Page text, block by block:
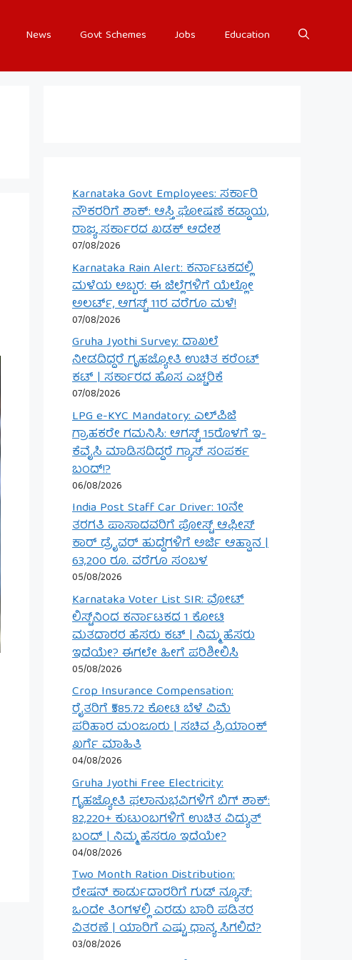
News Govt Schemes Jobs Education
Karnataka Govt Employees: ಸರ್ಕಾರಿ
ನೌಕರರಿಗೆ ಶಾಕ್: ಆಸ್ತಿ ಘೋಷಣೆ ಕಡ್ಡಾಯ,
ರಾಜ್ಯ ಸರ್ಕಾರದ ಖಡಕ್ ಆದೇಶ
07/08/2026
Karnataka Rain Alert: ಕರ್ನಾಟಕದಲ್ಲಿ
ಮಳೆಯ ಅಬ್ಬರ: ಈ ಜಿಲ್ಲೆಗಳಿಗೆ ಯೆಲ್ಲೋ
ಅಲರ್ಟ್, ಆಗಸ್ಟ್ 11ರ ವರೆಗೂ ಮಳೆ!
07/08/2026
Gruha Jyothi Survey: ದಾಖಲೆ
ನೀಡದಿದ್ದರೆ ಗೃಹಜ್ಯೋತಿ ಉಚಿತ ಕರೆಂಟ್
ಕಟ್ | ಸರ್ಕಾರದ ಹೊಸ ಎಚ್ಚರಿಕೆ
07/08/2026
LPG e-KYC Mandatory: ಎಲ್‌ಪಿಜಿ
ಗ್ರಾಹಕರೇ ಗಮನಿಸಿ: ಆಗಸ್ಟ್ 15ರೊಳಗೆ ಇ-
ಕೆವೈಸಿ ಮಾಡಿಸದಿದ್ದರೆ ಗ್ಯಾಸ್ ಸಂಪರ್ಕ
ಬಂದ್!?
06/08/2026
India Post Staff Car Driver: 10ನೇ
ತರಗತಿ ಪಾಸಾದವರಿಗೆ ಪೋಸ್ಟ್ ಆಫೀಸ್
ಕಾರ್ ಡ್ರೈವರ್ ಹುದ್ದೆಗಳಿಗೆ ಅರ್ಜಿ ಆಹ್ವಾನ |
63,200 ರೂ. ವರೆಗೂ ಸಂಬಳ
05/08/2026
Karnataka Voter List SIR: ವೋಟ್
ಲಿಸ್ಟ್‌ನಿಂದ ಕರ್ನಾಟಕದ 1 ಕೋಟಿ
ಮತದಾರರ ಹೆಸರು ಕಟ್ | ನಿಮ್ಮ ಹೆಸರು
ಇದೆಯೇ? ಈಗಲೇ ಹೀಗೆ ಪರಿಶೀಲಿಸಿ
05/08/2026
Crop Insurance Compensation:
ರೈತರಿಗೆ ₹585.72 ಕೋಟಿ ಬೆಳೆ ವಿಮೆ
ಪರಿಹಾರ ಮಂಜೂರು | ಸಚಿವ ಪ್ರಿಯಾಂಕ್
ಖರ್ಗೆ ಮಾಹಿತಿ
04/08/2026
Gruha Jyothi Free Electricity:
ಗೃಹಜ್ಯೋತಿ ಫಲಾನುಭವಿಗಳಿಗೆ ಬಿಗ್ ಶಾಕ್:
82,220+ ಕುಟುಂಬಗಳಿಗೆ ಉಚಿತ ವಿದ್ಯುತ್
ಬಂದ್ | ನಿಮ್ಮ ಹೆಸರೂ ಇದೆಯೇ?
04/08/2026
Two Month Ration Distribution:
ರೇಷನ್ ಕಾರ್ಡುದಾರರಿಗೆ ಗುಡ್ ನ್ಯೂಸ್:
ಒಂದೇ ತಿಂಗಳಲ್ಲಿ ಎರಡು ಬಾರಿ ಪಡಿತರ
ವಿತರಣೆ | ಯಾರಿಗೆ ಎಷ್ಟು ಧಾನ್ಯ ಸಿಗಲಿದೆ?
03/08/2026